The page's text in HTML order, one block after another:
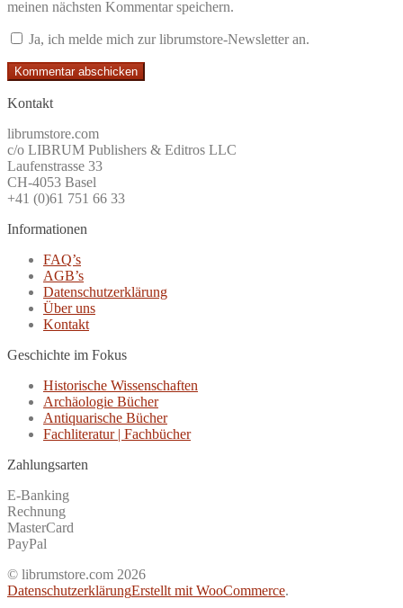
meinen nächsten Kommentar speichern.
Ja, ich melde mich zur librumstore-Newsletter an.
Kontakt
librumstore.com
c/o LIBRUM Publishers & Editros LLC
Laufenstrasse 33
CH-4053 Basel
+41 (0)61 751 66 33
Informationen
FAQ’s
AGB’s
Datenschutzerklärung
Über uns
Kontakt
Geschichte im Fokus
Historische Wissenschaften
Archäologie Bücher
Antiquarische Bücher
Fachliteratur | Fachbücher
Zahlungsarten
E-Banking
Rechnung
MasterCard
PayPal
© librumstore.com 2026
DatenschutzerklärungErstellt mit WooCommerce.